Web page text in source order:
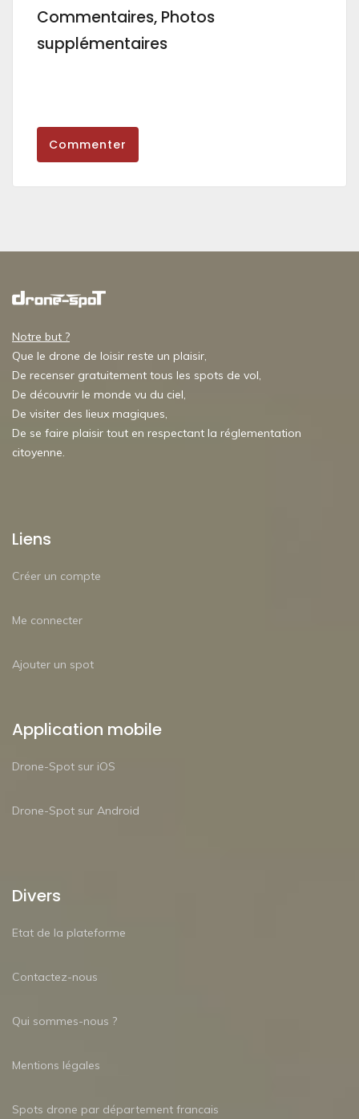
Commentaires, Photos
supplémentaires
Commenter
Notre but ?
Que le drone de loisir reste un plaisir,
De recenser gratuitement tous les spots de vol,
De découvrir le monde vu du ciel,
De visiter des lieux magiques,
De se faire plaisir tout en respectant la réglementation
citoyenne.
Liens
Créer un compte
Me connecter
Ajouter un spot
Application mobile
Drone-Spot sur iOS
Drone-Spot sur Android
Divers
Etat de la plateforme
Contactez-nous
Qui sommes-nous ?
Mentions légales
Spots drone par département francais